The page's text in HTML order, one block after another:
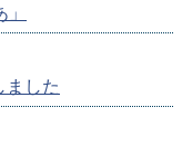
ました